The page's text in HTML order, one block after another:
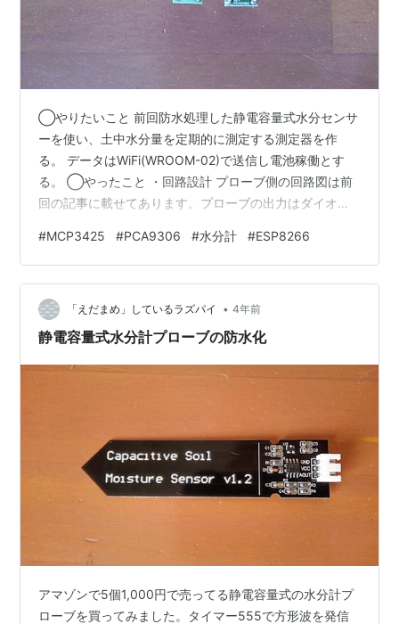
◯やりたいこと 前回防水処理した静電容量式水分センサ
ーを使い、土中水分量を定期的に測定する測定器を作
る。 データはWiFi(WROOM-02)で送信し電池稼働とす
る。 ◯やったこと ・回路設計 プローブ側の回路図は前
回の記事に載せてあります。プローブの出力はダイオー
しているアナログな値ですので不必要に引き回すと測定
値が変わってしまいそう。そこでプローブのすぐ近くで
AD(Analog-to-Digital)変換を行い、WROOM-02迄はI2C
でデータを送る回路を検討します。当初はAD変換を
ATtiny85で検討したのですが、ICの大きさやスケッ…
#MCP3425 #PCA9306 #水分計 #ESP8266
「えだまめ」しているラズパイ • 4年前
静電容量式水分計プローブの防水化
アマゾンで5個1,000円で売ってる静電容量式の水分計プ
ローブを買ってみました。タイマー555で方形波を発信